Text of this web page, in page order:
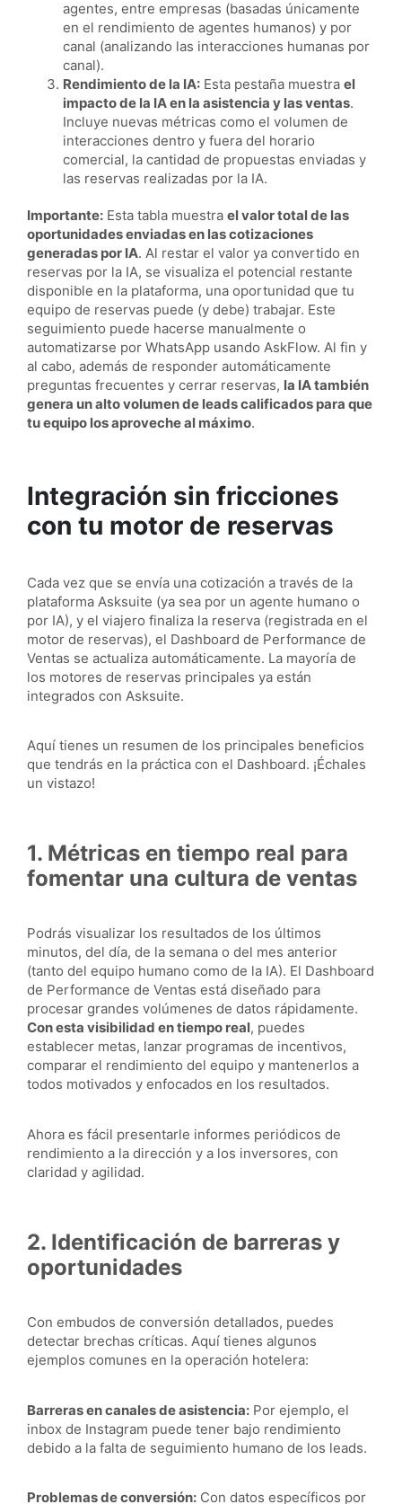
agentes, entre empresas (basadas únicamente
en el rendimiento de agentes humanos) y por
canal (analizando las interacciones humanas por
canal).
Rendimiento de la IA: Esta pestaña muestra el
impacto de la IA en la asistencia y las ventas.
Incluye nuevas métricas como el volumen de
interacciones dentro y fuera del horario
comercial, la cantidad de propuestas enviadas y
las reservas realizadas por la IA.
Importante: Esta tabla muestra el valor total de las
oportunidades enviadas en las cotizaciones
generadas por IA. Al restar el valor ya convertido en
reservas por la IA, se visualiza el potencial restante
disponible en la plataforma, una oportunidad que tu
equipo de reservas puede (y debe) trabajar. Este
seguimiento puede hacerse manualmente o
automatizarse por WhatsApp usando AskFlow. Al fin y
al cabo, además de responder automáticamente
preguntas frecuentes y cerrar reservas, la IA también
genera un alto volumen de leads calificados para que
tu equipo los aproveche al máximo.
Integración sin fricciones
con tu motor de reservas
Cada vez que se envía una cotización a través de la
plataforma Asksuite (ya sea por un agente humano o
por IA), y el viajero finaliza la reserva (registrada en el
motor de reservas), el Dashboard de Performance de
Ventas se actualiza automáticamente. La mayoría de
los motores de reservas principales ya están
integrados con Asksuite.
Aquí tienes un resumen de los principales beneficios
que tendrás en la práctica con el Dashboard. ¡Échales
un vistazo!
1. Métricas en tiempo real para
fomentar una cultura de ventas
Podrás visualizar los resultados de los últimos
minutos, del día, de la semana o del mes anterior
(tanto del equipo humano como de la IA). El Dashboard
de Performance de Ventas está diseñado para
procesar grandes volúmenes de datos rápidamente.
Con esta visibilidad en tiempo real, puedes
establecer metas, lanzar programas de incentivos,
comparar el rendimiento del equipo y mantenerlos a
todos motivados y enfocados en los resultados.
Ahora es fácil presentarle informes periódicos de
rendimiento a la dirección y a los inversores, con
claridad y agilidad.
2. Identificación de barreras y
oportunidades
Con embudos de conversión detallados, puedes
detectar brechas críticas. Aquí tienes algunos
ejemplos comunes en la operación hotelera:
Barreras en canales de asistencia: Por ejemplo, el
inbox de Instagram puede tener bajo rendimiento
debido a la falta de seguimiento humano de los leads.
Problemas de conversión: Con datos específicos por